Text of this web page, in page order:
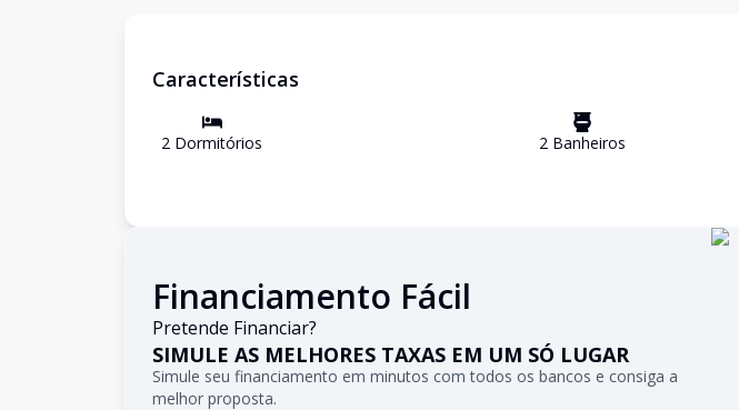
Características
2 Dormitórios 2 Banheiros
Financiamento Fácil
Pretende Financiar?
SIMULE AS MELHORES TAXAS EM UM SÓ LUGAR
Simule seu financiamento em minutos com todos os bancos e consiga a
melhor proposta.